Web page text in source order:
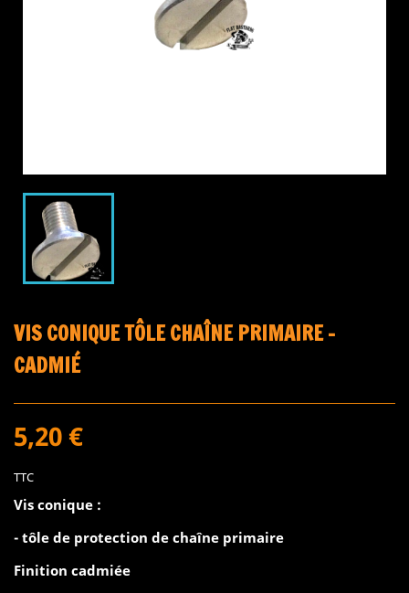
VIS CONIQUE TÔLE CHAÎNE PRIMAIRE -
CADMIÉ
5,20 €
TTC
Vis conique :
- tôle de protection de chaîne primaire
Finition cadmiée